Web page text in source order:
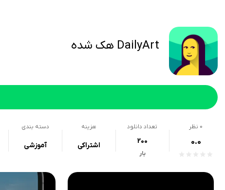
DailyArt هک شده
0 نظر
0.0
تعداد دانلود
200
بار
هزینه
اشتراکی
دسته بندی
آموزشی